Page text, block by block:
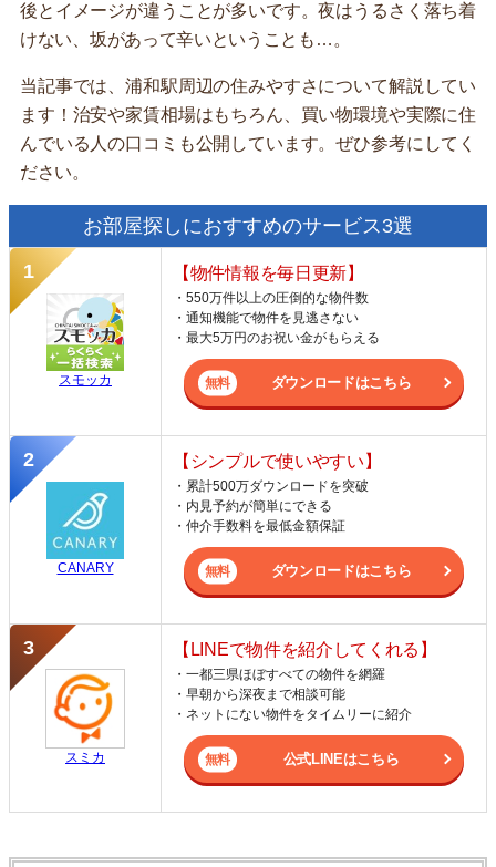
後とイメージが違うことが多いです。夜はうるさく落ち着
けない、坂があって辛いということも…。
当記事では、浦和駅周辺の住みやすさについて解説してい
ます！治安や家賃相場はもちろん、買い物環境や実際に住
んでいる人の口コミも公開しています。ぜひ参考にしてく
ださい。
お部屋探しにおすすめのサービス3選
スモッカ
【物件情報を毎日更新】
・550万件以上の圧倒的な物件数
・通知機能で物件を見逃さない
・最大5万円のお祝い金がもらえる
ダウンロードはこちら
CANARY
【シンプルで使いやすい】
・累計500万ダウンロードを突破
・内見予約が簡単にできる
・仲介手数料を最低金額保証
ダウンロードはこちら
スミカ
【LINEで物件を紹介してくれる】
・一都三県ほぼすべての物件を網羅
・早朝から深夜まで相談可能
・ネットにない物件をタイムリーに紹介
公式LINEはこちら